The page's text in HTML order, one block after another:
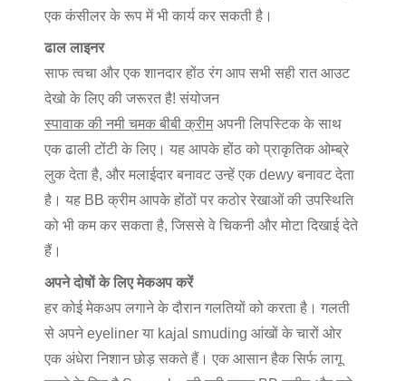
एक कंसीलर के रूप में भी कार्य कर सकती है।
ढाल लाइनर
साफ त्वचा और एक शानदार होंठ रंग आप सभी सही रात आउट
देखो के लिए की जरूरत है! संयोजन
स्पावाक की नमी चमक बीबी क्रीमअपनी लिपस्टिक के साथ
एक ढाली टोंटी के लिए। यह आपके होंठ को प्राकृतिक ओम्ब्रे
लुक देता है, और मलाईदार बनावट उन्हें एक dewy बनावट देता
है। यह BB क्रीम आपके होंठों पर कठोर रेखाओं की उपस्थिति
को भी कम कर सकता है, जिससे वे चिकनी और मोटा दिखाई देते
हैं।
अपने दोषों के लिए मेकअप करें
हर कोई मेकअप लगाने के दौरान गलतियों को करता है। गलती
से अपने eyeliner या kajal smuding आंखों के चारों ओर
एक अंधेरा निशान छोड़ सकते हैं। एक आसान हैक सिर्फ लागू